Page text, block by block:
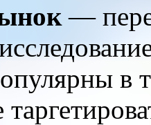
—
в